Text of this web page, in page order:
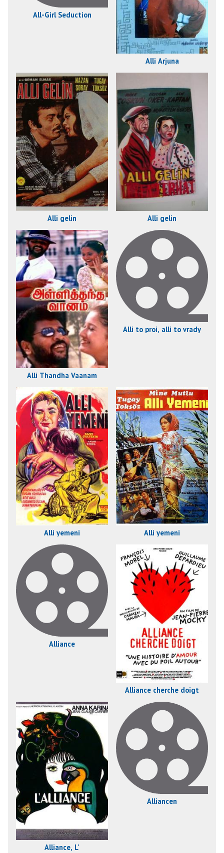
All-Girl Seduction
Alli Arjuna
Alli gelin Alli gelin
Alli Thandha Vaanam
Alli to proi, alli to vrady
Alli yemeni Alli yemeni
Alliance
Alliance cherche doigt
Alliance, L'
Alliancen